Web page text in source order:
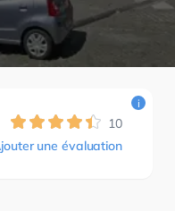
10
une évaluation
i